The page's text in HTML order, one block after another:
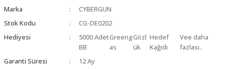
Marka
CYBERGUN
Stok Kodu
CG-DE0202
Hediyesi
5000 Adet
BB
Greeng
as
Gözl
ük
Hedef
Kağıdı
Vee daha
fazlası..
Garanti Süresi
12 Ay